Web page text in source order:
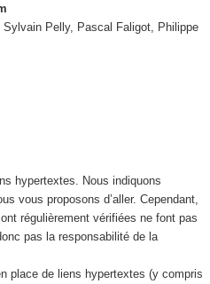
Pelly, Pascal Faligot, Philippe
hypertextes. Nous indiquons
vous proposons d’aller. Cependant,
régulièrement vérifiées ne font pas
pas la responsabilité de la
place de liens hypertextes (y compris